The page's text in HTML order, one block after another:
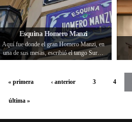
Esquina Homero Manzi
Aquí fue donde el gran Homero Manzi, en
una de sus mesas, escribió el tango Sur…
« primera ‹ anterior 3 4
última »